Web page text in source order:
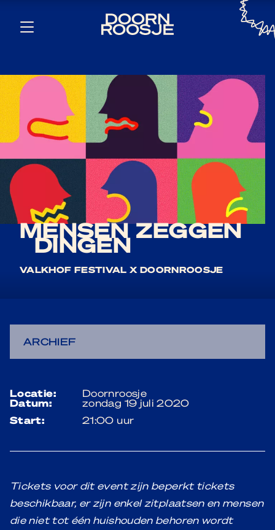
MENSEN ZEGGEN
DINGEN
VALKHOF FESTIVAL X DOORNROOSJE
ARCHIEF
locatie: Doornroosje
datum:
zondag 19 juli 2020
start:
21:00 uur
Tickets voor dit event zijn beperkt tickets
beschikbaar, er zijn enkel zitplaatsen en mensen
die niet tot één huishouden behoren wordt